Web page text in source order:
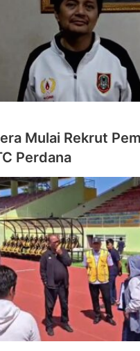
Mulai Rekrut
Perdana